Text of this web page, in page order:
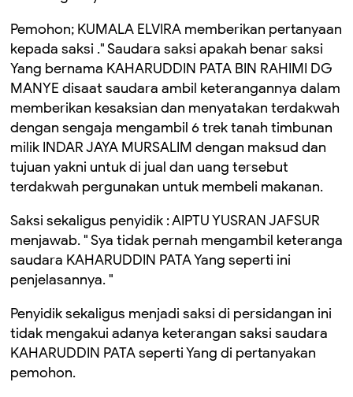
Pemohon; KUMALA ELVIRA memberikan pertanyaan
kepada saksi ." Saudara saksi apakah benar saksi
Yang bernama KAHARUDDIN PATA BIN RAHIMI DG
MANYE disaat saudara ambil keterangannya dalam
memberikan kesaksian dan menyatakan terdakwah
dengan sengaja mengambil 6 trek tanah timbunan
milik INDAR JAYA MURSALIM dengan maksud dan
tujuan yakni untuk di jual dan uang tersebut
terdakwah pergunakan untuk membeli makanan.
Saksi sekaligus penyidik : AIPTU YUSRAN JAFSUR
menjawab. " Sya tidak pernah mengambil keteranga
saudara KAHARUDDIN PATA Yang seperti ini
penjelasannya. "
Penyidik sekaligus menjadi saksi di persidangan ini
tidak mengakui adanya keterangan saksi saudara
KAHARUDDIN PATA seperti Yang di pertanyakan
pemohon.